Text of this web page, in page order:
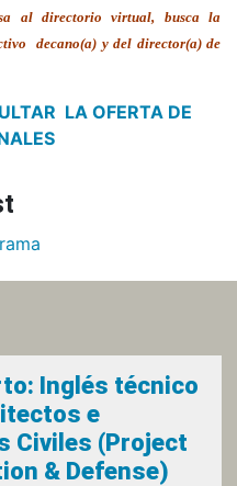
al directorio virtual, busca la
decano(a) y del director(a) de
LA OFERTA DE
Inglés técnico
e
Civiles (Project
& Defense)